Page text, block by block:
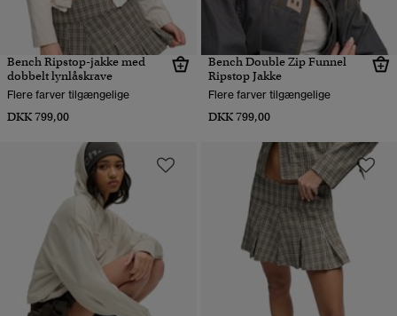
Bench Ripstop-jakke med
dobbelt lynlåskrave
Flere farver tilgængelige
DKK 799,00
Bench Double Zip Funnel
Ripstop Jakke
Flere farver tilgængelige
DKK 799,00